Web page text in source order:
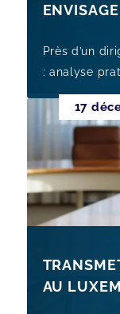
Près d’un
: analyse
preparation
AU
17